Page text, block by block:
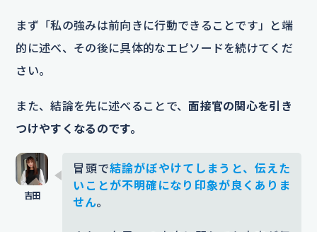
まず「私の強みは前向きに行動できることです」と端
的に述べ、その後に具体的なエピソードを続けてくだ
さい。
また、結論を先に述べることで、面接官の関心を引き
つけやすくなるのです。
冒頭で結論がぼやけてしまうと、伝えた
いことが不明確になり印象が良くありま
せん。